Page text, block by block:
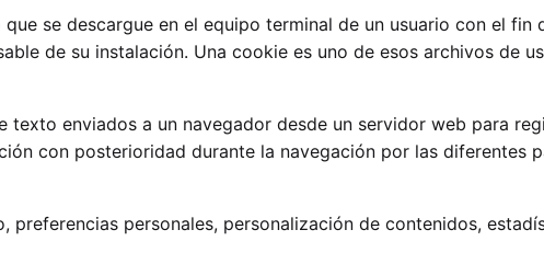
se descargue en el equipo terminal de un usuario con el fin
de su instalación. Una cookie es uno de esos archivos de
texto enviados a un navegador desde un servidor web para
con posterioridad durante la navegación por las diferentes
personales, personalización de contenidos,